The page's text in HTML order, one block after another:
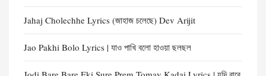
Jahaj Cholechhe Lyrics (জাহাজ চলেছে) Dev Arijit
Jao Pakhi Bolo Lyrics | যাও পাখি বলো হাওয়া ছলছল